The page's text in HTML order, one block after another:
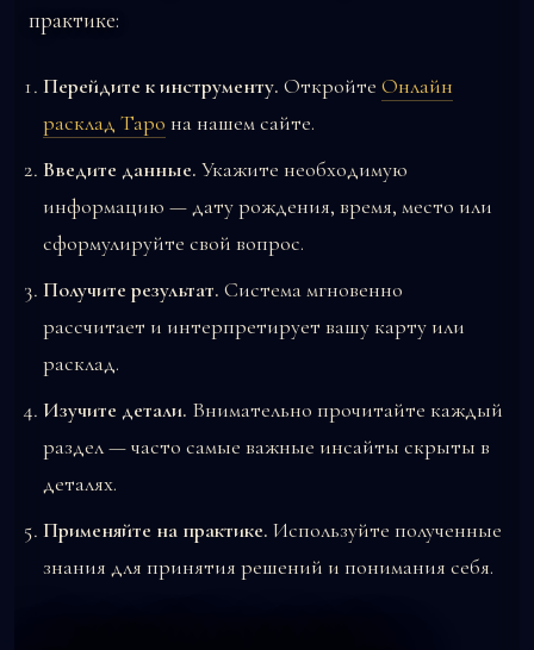
практике:
Перейдите к инструменту. Откройте Онлайн
расклад Таро на нашем сайте.
Введите данные. Укажите необходимую
информацию — дату рождения, время, место или
сформулируйте свой вопрос.
Получите результат. Система мгновенно
рассчитает и интерпретирует вашу карту или
расклад.
Изучите детали. Внимательно прочитайте каждый
раздел — часто самые важные инсайты скрыты в
деталях.
Применяйте на практике. Используйте полученные
знания для принятия решений и понимания себя.